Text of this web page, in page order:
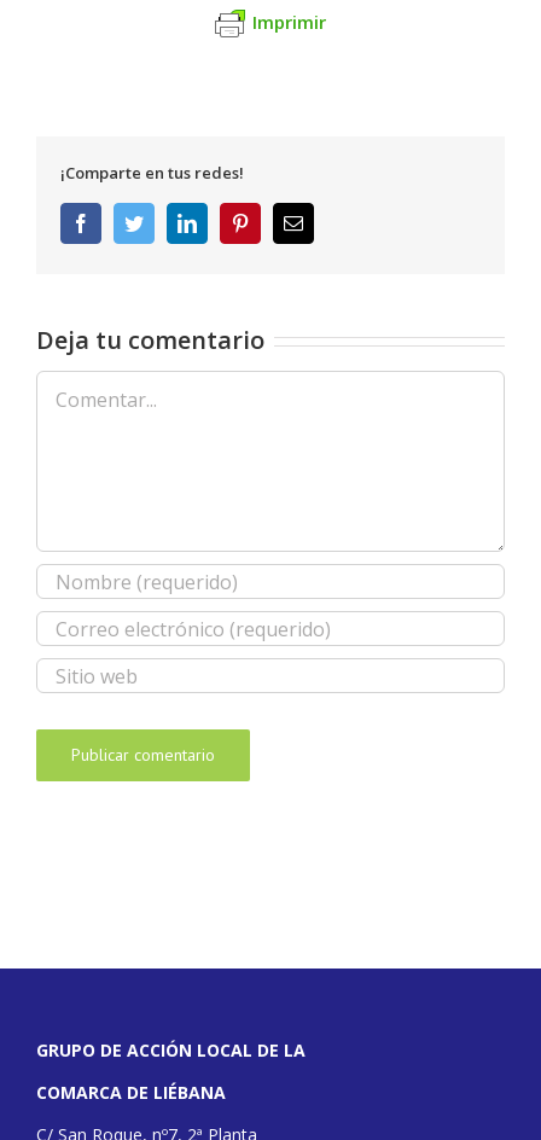
Imprimir
¡Comparte en tus redes!
FacebookTwitterLinkedInPinterestCorreo
electrónico
Deja tu comentario
Comentar
GRUPO DE ACCIÓN LOCAL DE LA
COMARCA DE LIÉBANA
C/ San Roque, nº7, 2ª Planta